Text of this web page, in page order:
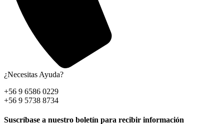
¿Necesitas Ayuda?
+56 9 6586 0229
+56 9 5738 8734
Suscríbase a nuestro boletín para recibir información